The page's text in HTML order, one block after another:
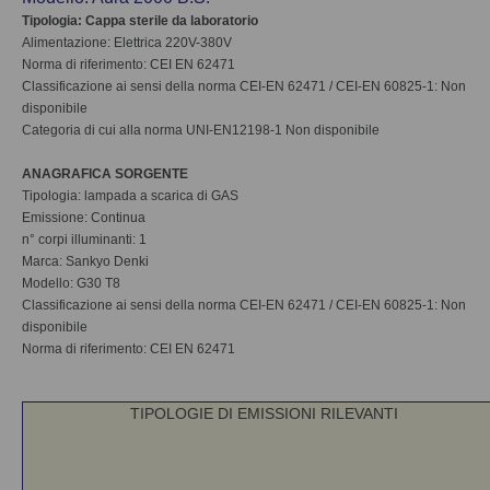
Tipologia: Cappa sterile da laboratorio
Alimentazione: Elettrica 220V-380V
Norma di riferimento: CEI EN 62471
Classificazione ai sensi della norma CEI-EN 62471 / CEI-EN 60825-1: Non
disponibile
Categoria di cui alla norma UNI-EN12198-1 Non disponibile
ANAGRAFICA SORGENTE
Tipologia: lampada a scarica di GAS
Emissione: Continua
n° corpi illuminanti: 1
Marca: Sankyo Denki
Modello: G30 T8
Classificazione ai sensi della norma CEI-EN 62471 / CEI-EN 60825-1: Non
disponibile
Norma di riferimento: CEI EN 62471
TIPOLOGIE DI EMISSIONI RILEVANTI